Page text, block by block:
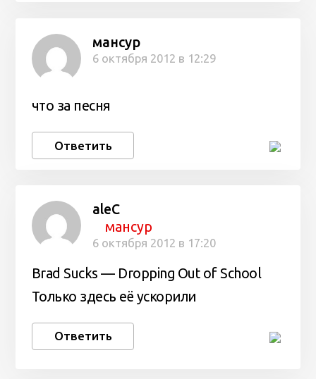
мансур
6 октября 2012 в 12:29
что за песня
Ответить
aleC
мансур
6 октября 2012 в 17:20
Brad Sucks — Dropping Out of School
Только здесь её ускорили
Ответить